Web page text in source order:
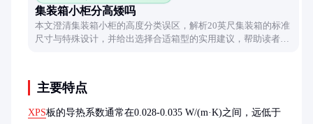
集装箱小柜分高矮吗
本文澄清集装箱小柜的高度分类误区，解析20英尺集装箱的标准
尺寸与特殊设计，并给出选择合适箱型的实用建议，帮助读者避
主要特点
XPS板的导热系数通常在0.028-0.035 W/(m·K)之间，远低于